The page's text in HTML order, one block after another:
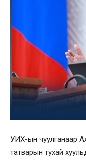
УИХ-ын чуулганаар
татварын тухай хуульд